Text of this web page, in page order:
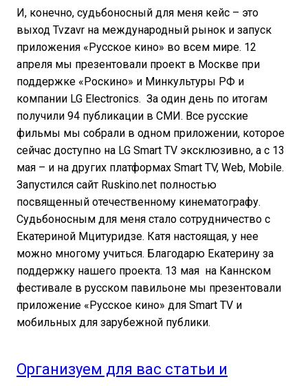
И, конечно, судьбоносный для меня кейс – это
выход Tvzavr на международный рынок и запуск
приложения «Русское кино» во всем мире. 12
апреля мы презентовали проект в Москве при
поддержке «Роскино» и Минкультуры РФ и
компании LG Electronics. За один день по итогам
получили 94 публикации в СМИ. Все русские
фильмы мы собрали в одном приложении, которое
сейчас доступно на LG Smart TV эксклюзивно, а с 13
мая – и на других платформах Smart TV, Web, Mobile.
Запустился сайт Ruskino.net полностью
посвященный отечественному кинематографу.
Судьбоносным для меня стало сотрудничество с
Екатериной Мцитуридзе. Катя настоящая, у нее
можно многому учиться. Благодарю Екатерину за
поддержку нашего проекта. 13 мая на Каннском
фестивале в русском павильоне мы презентовали
приложение «Русское кино» для Smart TV и
мобильных для зарубежной публики.
Организуем для вас статьи и